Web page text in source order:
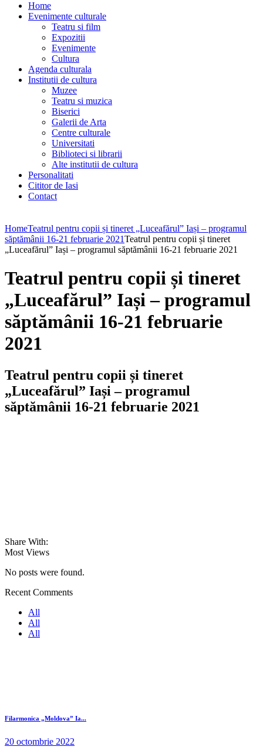
Home
Evenimente culturale
Teatru si film
Expozitii
Evenimente
Cultura
Agenda culturala
Institutii de cultura
Muzee
Teatru si muzica
Biserici
Galerii de Arta
Centre culturale
Universitati
Biblioteci si librarii
Alte institutii de cultura
Personalitati
Cititor de Iasi
Contact
HomeTeatrul pentru copii și tineret „Luceafărul” Iași – programul
săptămânii 16-21 februarie 2021Teatrul pentru copii și tineret
„Luceafărul” Iași – programul săptămânii 16-21 februarie 2021
Teatrul pentru copii și tineret
„Luceafărul” Iași – programul
săptămânii 16-21 februarie
2021
Teatrul pentru copii și tineret
„Luceafărul” Iași – programul
săptămânii 16-21 februarie 2021
Share With:
Most Views
No posts were found.
Recent Comments
All
All
All
Filarmonica „Moldova” Ia...
20 octombrie 2022